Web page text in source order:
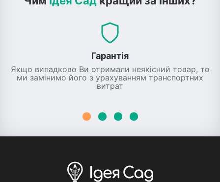
Гарантія
Якщо випадково Ви отримали неякісний товар, то
ми замінимо його з урахуванням транспортних
витрат